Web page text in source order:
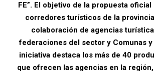
FE”. El objetivo de la propuesta
corredores turísticos de la
colaboración de agencias
federaciones del sector y Comunas
iniciativa destaca los más de 40
que ofrecen las agencias en la